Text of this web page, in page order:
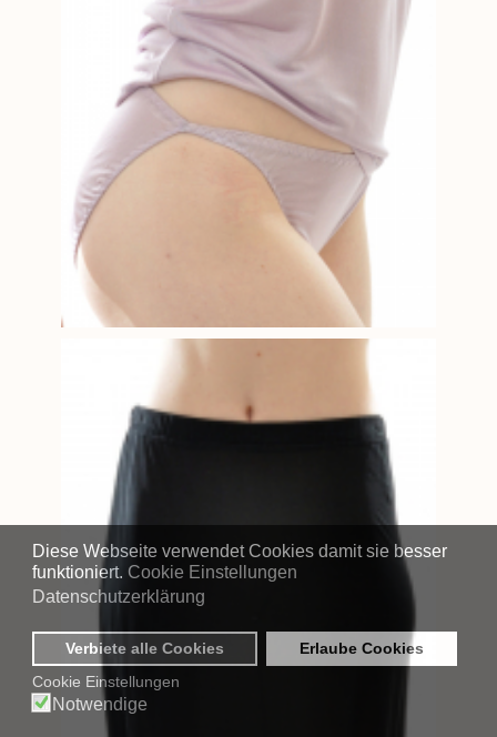
Diese Webseite verwendet Cookies damit sie besser
funktioniert. Cookie Einstellungen
Datenschutzerklärung
Verbiete alle Cookies
Erlaube Cookies
Cookie Einstellungen
Notwendige